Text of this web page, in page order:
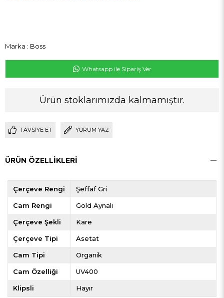
Marka : Boss
Whatsapp ile Sipariş Ver
Ürün stoklarımızda kalmamıştır.
TAVSIYE ET YORUM YAZ
ÜRÜN ÖZELLIKLERI
Çerçeve Rengi Şeffaf Gri
Cam Rengi Gold Aynalı
Çerçeve Şekli Kare
Çerçeve Tipi Asetat
Cam Tipi Organik
Cam Özelliği UV400
Klipsli Hayır